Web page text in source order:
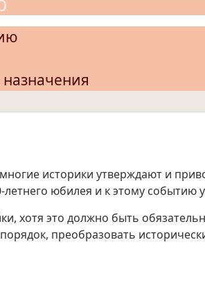
назначения
историки утверждают и
юбилея и к этому событию
хотя это должно быть
преобразовать